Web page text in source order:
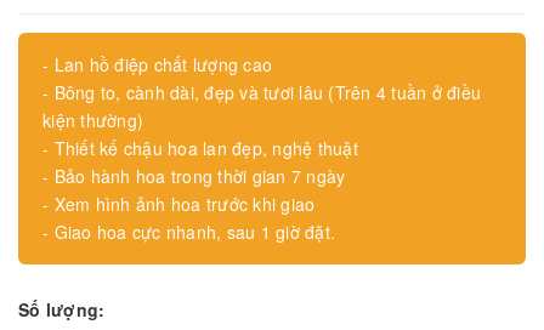
- Lan hồ điệp chất lượng cao
- Bông to, cành dài, đẹp và tươi lâu (Trên 4 tuần ở điều
kiện thường)
- Thiết kế chậu hoa lan đẹp, nghệ thuật
- Bảo hành hoa trong thời gian 7 ngày
- Xem hình ảnh hoa trước khi giao
- Giao hoa cực nhanh, sau 1 giờ đặt.
Số lượng: